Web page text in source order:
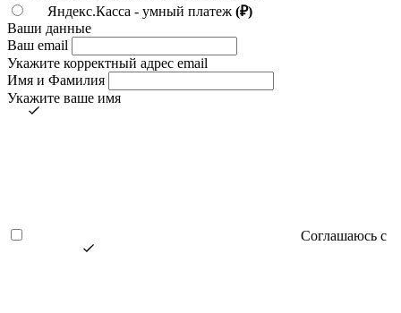
Яндекс.Касса - умный платеж (₽)
Ваши данные
Ваш email
Укажите корректный адрес email
Имя и Фамилия
Укажите ваше имя
Соглашаюсь с